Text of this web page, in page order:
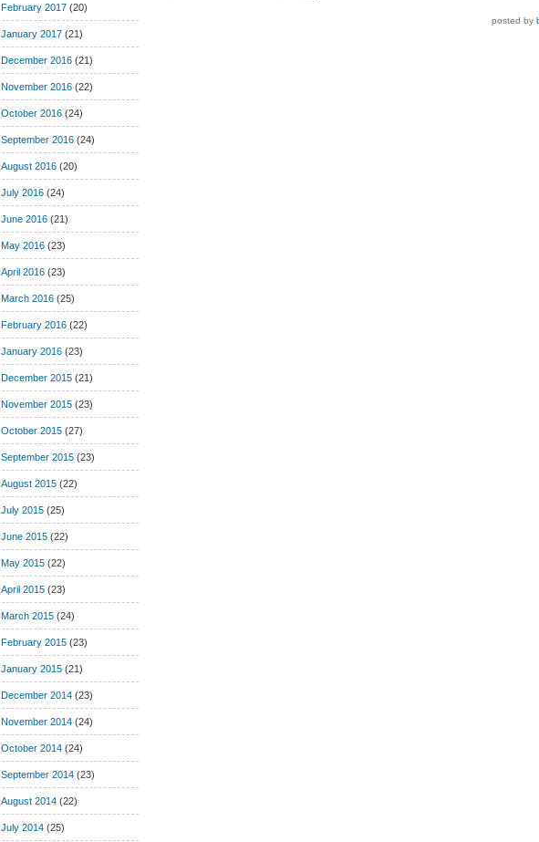
February 2017 (20)
January 2017 (21)
December 2016 (21)
November 2016 (22)
October 2016 (24)
September 2016 (24)
August 2016 (20)
July 2016 (24)
June 2016 (21)
May 2016 (23)
April 2016 (23)
March 2016 (25)
February 2016 (22)
January 2016 (23)
December 2015 (21)
November 2015 (23)
October 2015 (27)
September 2015 (23)
August 2015 (22)
July 2015 (25)
June 2015 (22)
May 2015 (22)
April 2015 (23)
March 2015 (24)
February 2015 (23)
January 2015 (21)
December 2014 (23)
November 2014 (24)
October 2014 (24)
September 2014 (23)
August 2014 (22)
July 2014 (25)
posted by